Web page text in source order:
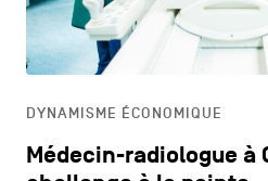
DYNAMISME ÉCONOMIQUE
Médecin-radiologue à